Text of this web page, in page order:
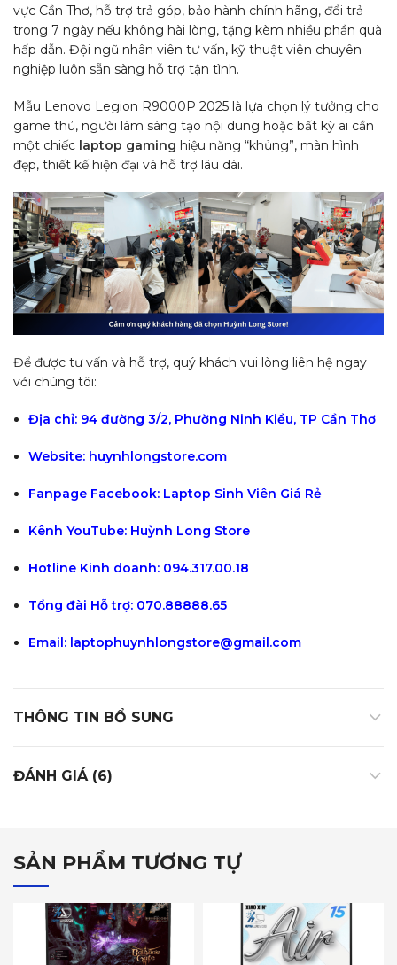
vực Cần Thơ, hỗ trợ trả góp, bảo hành chính hãng, đổi trả
trong 7 ngày nếu không hài lòng, tặng kèm nhiều phần quà
hấp dẫn. Đội ngũ nhân viên tư vấn, kỹ thuật viên chuyên
nghiệp luôn sẵn sàng hỗ trợ tận tình.
Mẫu Lenovo Legion R9000P 2025 là lựa chọn lý tưởng cho
game thủ, người làm sáng tạo nội dung hoặc bất kỳ ai cần
một chiếc laptop gaming hiệu năng “khủng”, màn hình
đẹp, thiết kế hiện đại và hỗ trợ lâu dài.
Để được tư vấn và hỗ trợ, quý khách vui lòng liên hệ ngay
với chúng tôi:
Địa chỉ: 94 đường 3/2, Phường Ninh Kiều, TP Cần Thơ
Website: huynhlongstore.com
Fanpage Facebook: Laptop Sinh Viên Giá Rẻ
Kênh YouTube: Huỳnh Long Store
Hotline Kinh doanh: 094.317.00.18
Tổng đài Hỗ trợ: 070.88888.65
Email: laptophuynhlongstore@gmail.com
THÔNG TIN BỔ SUNG
ĐÁNH GIÁ (6)
SẢN PHẨM TƯƠNG TỰ